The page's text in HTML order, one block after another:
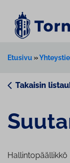
sisältöön
Etusivu »
Takaisin
Hallintopäällikkö